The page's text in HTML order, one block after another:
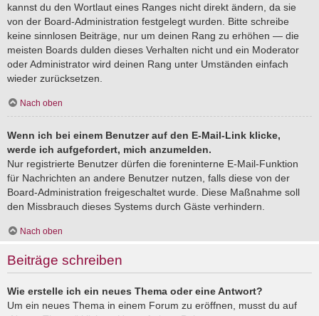
kannst du den Wortlaut eines Ranges nicht direkt ändern, da sie
von der Board-Administration festgelegt wurden. Bitte schreibe
keine sinnlosen Beiträge, nur um deinen Rang zu erhöhen — die
meisten Boards dulden dieses Verhalten nicht und ein Moderator
oder Administrator wird deinen Rang unter Umständen einfach
wieder zurücksetzen.
Nach oben
Wenn ich bei einem Benutzer auf den E-Mail-Link klicke,
werde ich aufgefordert, mich anzumelden.
Nur registrierte Benutzer dürfen die foreninterne E-Mail-Funktion
für Nachrichten an andere Benutzer nutzen, falls diese von der
Board-Administration freigeschaltet wurde. Diese Maßnahme soll
den Missbrauch dieses Systems durch Gäste verhindern.
Nach oben
Beiträge schreiben
Wie erstelle ich ein neues Thema oder eine Antwort?
Um ein neues Thema in einem Forum zu eröffnen, musst du auf